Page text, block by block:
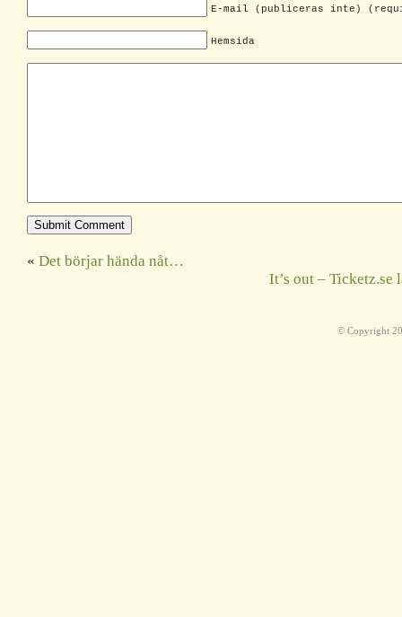
E-mail (publiceras inte)
Hemsida
« Det börjar hända nåt…
It’s out – Ticketz.se
© Copyright